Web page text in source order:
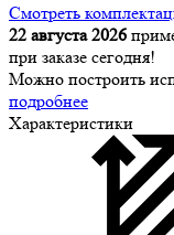
Смотреть
22 августа 2026
при заказе сегодня!
Можно построить
подробнее
Характеристики